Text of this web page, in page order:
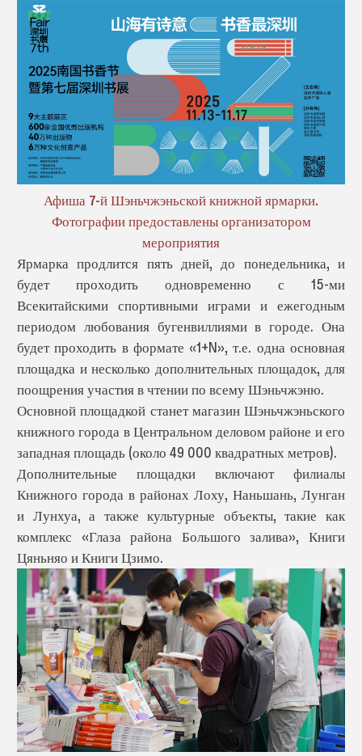
Афиша 7-й Шэньчжэньской книжной ярмарки.
Фотографии предоставлены организатором
мероприятия
Ярмарка продлится пять дней, до понедельника, и
будет проходить одновременно с 15-ми
Всекитайскими спортивными играми и ежегодным
периодом любования бугенвиллиями в городе. Она
будет проходить в формате «1+N», т.е. одна основная
площадка и несколько дополнительных площадок, для
поощрения участия в чтении по всему Шэньчжэню.
Основной площадкой станет магазин Шэньчжэньского
книжного города в Центральном деловом районе и его
западная площадь (около 49 000 квадратных метров).
Дополнительные площадки включают филиалы
Книжного города в районах Лоху, Наньшань, Лунган
и Лунхуа, а также культурные объекты, такие как
комплекс «Глаза района Большого залива», Книги
Цяньняо и Книги Цзимо.